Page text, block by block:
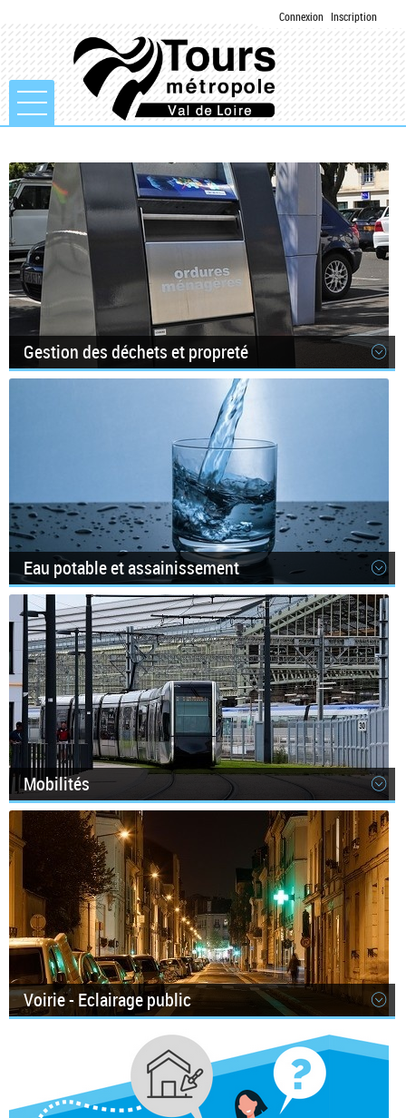
Connexion Inscription
Ouvrir le menu
Mon compte
Mes demandes
Gestion des déchets et propreté
Eau potable et assainissement
Mobilités
Voirie - Eclairage public